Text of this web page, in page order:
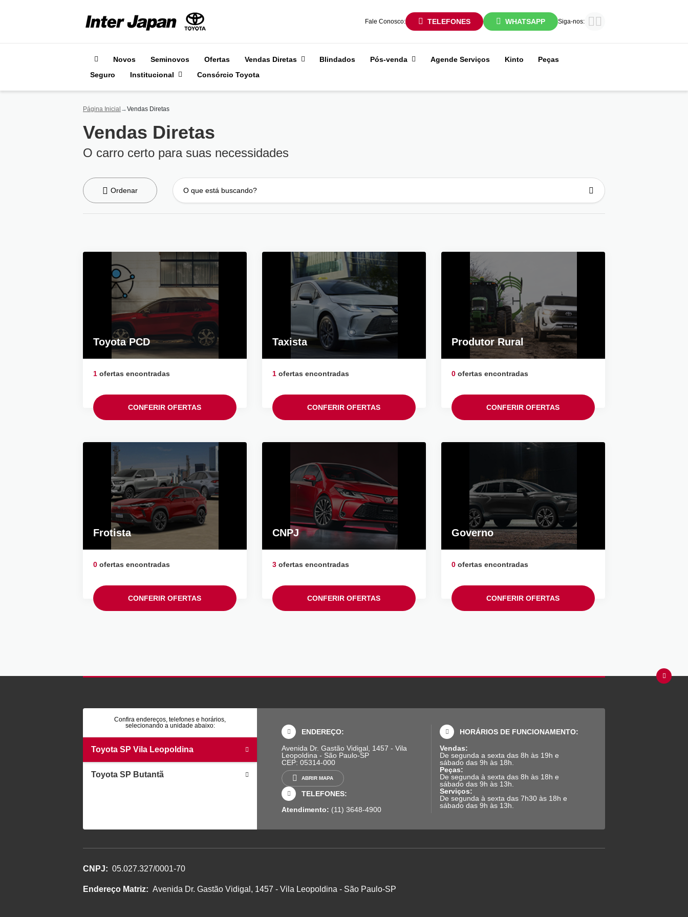
Fale Conosco: TELEFONES WHATSAPP Siga-nos:
Novos Seminovos Ofertas Vendas Diretas Blindados Pós-venda Agende Serviços Kinto
Peças
Seguro
Institucional Consórcio Toyota
Página Inicial Vendas Diretas
Vendas Diretas
O carro certo para suas necessidades
Ordenar
Toyota PCD
1 ofertas encontradas
CONFERIR OFERTAS
Taxista
1ofertas encontradas
CONFERIR OFERTAS
Produtor Rural
0ofertas encontradas
CONFERIR OFERTAS
Frotista
0 ofertas encontradas
CONFERIR OFERTAS
CNPJ
3ofertas encontradas
CONFERIR OFERTAS
Governo
0ofertas encontradas
CONFERIR OFERTAS
Confira endereços, telefones e horários,
selecionando a unidade abaixo:
Toyota SP Vila Leopoldina
Toyota SP Butantã
ENDEREÇO:
Avenida Dr. Gastão Vidigal, 1457 - Vila
Leopoldina - São Paulo-SP
CEP: 05314-000
ABRIR MAPA
TELEFONES:
Atendimento: (11) 3648-4900
HORÁRIOS DE FUNCIONAMENTO:
Vendas:
De segunda a sexta das 8h às 19h e
sábado das 9h às 18h.
Peças:
De segunda à sexta das 8h às 18h e
sábado das 9h às 13h.
Serviços:
De segunda à sexta das 7h30 às 18h e
sábado das 9h às 13h.
CNPJ: 05.027.327/0001-70
Endereço Matriz: Avenida Dr. Gastão Vidigal, 1457 - Vila Leopoldina - São Paulo-SP